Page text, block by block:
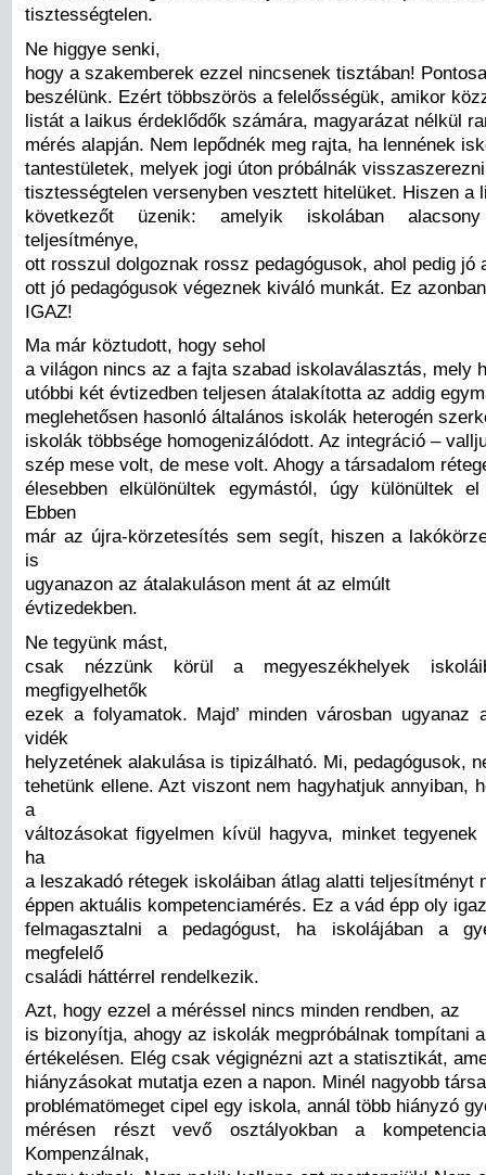
tisztességtelen.
Ne higgye senki,
hogy a szakemberek ezzel nincsenek tisztában!
beszélünk. Ezért többszörös a felelősségük, amikor
listát a laikus érdeklődők számára, magyarázat nélkül
mérés alapján. Nem lepődnék meg rajta, ha lennének
tantestületek, melyek jogi úton próbálnák
tisztességtelen versenyben vesztett hitelüket. Hiszen a
következőt üzenik: amelyik iskolában
teljesítménye,
ott rosszul dolgoznak rossz pedagógusok, ahol pedig jó
ott jó pedagógusok végeznek kiváló munkát. Ez
IGAZ!
Ma már köztudott, hogy sehol
a világon nincs az a fajta szabad iskolaválasztás, mely
utóbbi két évtizedben teljesen átalakította az addig
meglehetősen hasonló általános iskolák heterogén
iskolák többsége homogenizálódott. Az integráció –
szép mese volt, de mese volt. Ahogy a társadalom
élesebben elkülönültek egymástól, úgy különültek
Ebben
már az újra-körzetesítés sem segít, hiszen a
is
ugyanazon az átalakuláson ment át az elmúlt
évtizedekben.
Ne tegyünk mást,
csak nézzünk körül a megyeszékhelyek
megfigyelhetők
ezek a folyamatok. Majd’ minden városban
vidék
helyzetének alakulása is tipizálható. Mi, pedagógusok,
tehetünk ellene. Azt viszont nem hagyhatjuk annyiban,
a
változásokat figyelmen kívül hagyva, minket tegyenek
ha
a leszakadó rétegek iskoláiban átlag alatti teljesítményt
éppen aktuális kompetenciamérés. Ez a vád épp oly
felmagasztalni a pedagógust, ha iskolájában a
megfelelő
családi háttérrel rendelkezik.
Azt, hogy ezzel a méréssel nincs minden rendben, az
is bizonyítja, ahogy az iskolák megpróbálnak tompítani
értékelésen. Elég csak végignézni azt a statisztikát,
hiányzásokat mutatja ezen a napon. Minél nagyobb
problématömeget cipel egy iskola, annál több hiányzó
mérésen részt vevő osztályokban a
Kompenzálnak,